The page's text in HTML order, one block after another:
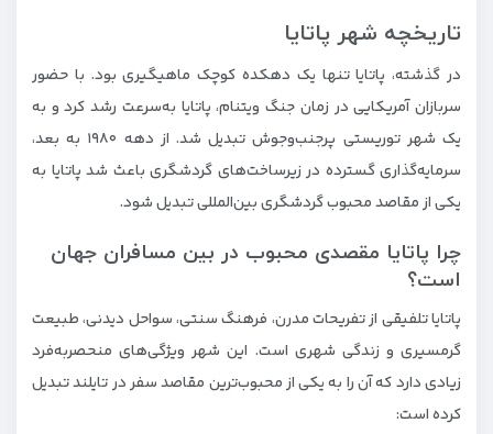
تاریخچه شهر پاتایا
در گذشته، پاتایا تنها یک دهکده کوچک ماهیگیری بود. با حضور
سربازان آمریکایی در زمان جنگ ویتنام، پاتایا به‌سرعت رشد کرد و به
یک شهر توریستی پرجنب‌وجوش تبدیل شد. از دهه ۱۹۸۰ به بعد،
سرمایه‌گذاری گسترده در زیرساخت‌های گردشگری باعث شد پاتایا به
یکی از مقاصد محبوب گردشگری بین‌المللی تبدیل شود.
چرا پاتایا مقصدی محبوب در بین مسافران جهان
است؟
پاتایا تلفیقی از تفریحات مدرن، فرهنگ سنتی، سواحل دیدنی، طبیعت
گرمسیری و زندگی شهری است. این شهر ویژگی‌های منحصربه‌فرد
زیادی دارد که آن را به یکی از محبوب‌ترین مقاصد سفر در تایلند تبدیل
کرده است: